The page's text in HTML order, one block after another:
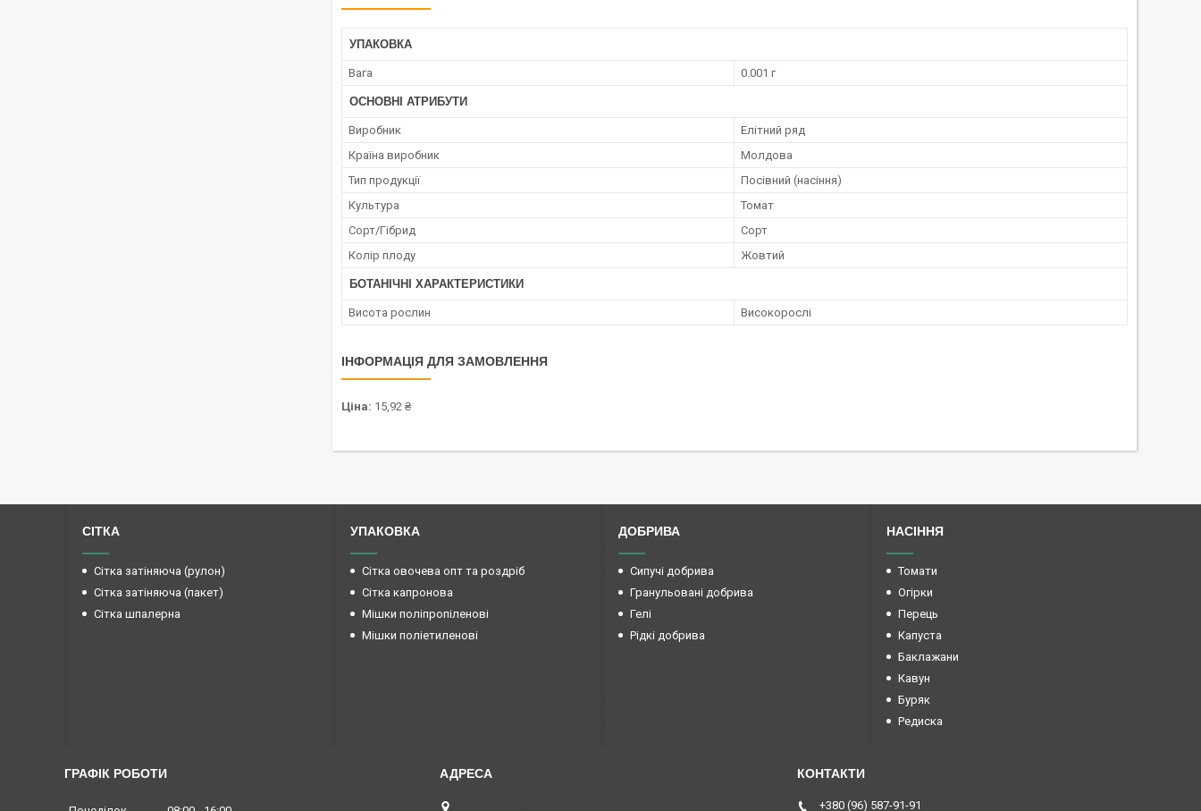
УПАКОВКА
Вага 0.001 г
ОСНОВНІ АТРИБУТИ
Виробник
Елітний ряд
Країна виробник
Молдова
Тип продукції
Посівний (насіння)
Культура
Томат
Сорт/Гібрид
Сорт
Колір плоду
Жовтий
БОТАНІЧНІ ХАРАКТЕРИСТИКИ
Висота рослин Високорослі
ІНФОРМАЦІЯ ДЛЯ ЗАМОВЛЕННЯ
Ціна: 15,92 ₴
СІТКА
Сітка затіняюча (рулон)
Сітка затіняюча (пакет)
Сітка шпалерна
УПАКОВКА
Сітка овочева опт та роздріб
Сітка капронова
Мішки поліпропіленові
Мішки поліетиленові
ДОБРИВА
Сипучі добрива
Гранульовані добрива
Гелі
Рідкі добрива
НАСІННЯ
Томати
Огірки
Перець
Капуста
Баклажани
Кавун
Буряк
Редиска
ГРАФІК РОБОТИ
+380 (96) 587-91-91